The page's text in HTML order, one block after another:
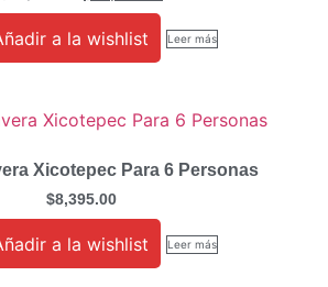
a la wishlist Leer más
Xicotepec Para 6 Personas
$8,395.00
a la wishlist Leer más